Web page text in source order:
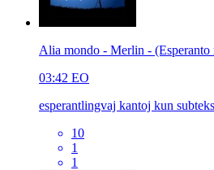
Alia mondo - Merlin - (Esperanto
03:42 EO
esperantlingvaj kantoj kun
10
1
1